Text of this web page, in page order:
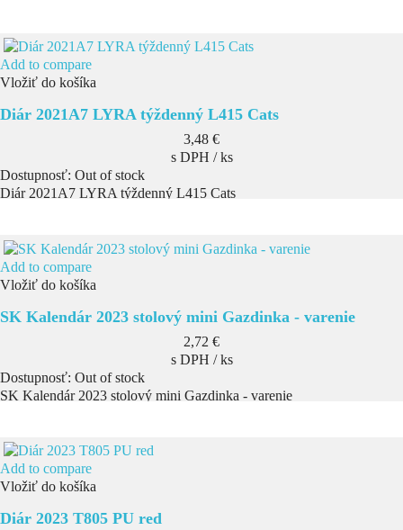
Add to compare
Vložiť do košíka
Diár 2021A7 LYRA týždenný L415 Cats
Cena
3,48 €
s DPH / ks
Dostupnosť: Out of stock
Diár 2021A7 LYRA týždenný L415 Cats
Add to compare
Vložiť do košíka
SK Kalendár 2023 stolový mini Gazdinka - varenie
Cena
2,72 €
s DPH / ks
Dostupnosť: Out of stock
SK Kalendár 2023 stolový mini Gazdinka - varenie
Add to compare
Vložiť do košíka
Diár 2023 T805 PU red